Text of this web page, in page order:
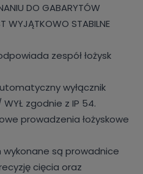
DO GABARYTÓW
WYJĄTKOWO STABILNE
zespół łożysk
wyłącznik
zgodnie z IP 54.
prowadzenia łożyskowe
są prowadnice
cięcia oraz